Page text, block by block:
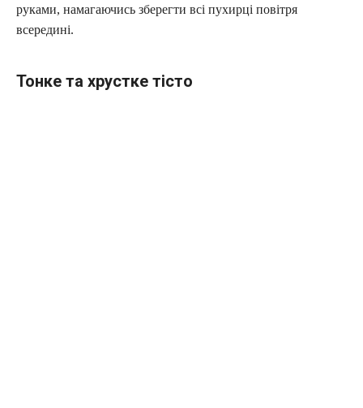
руками, намагаючись зберегти всі пухирці повітря
всередині.
Тонке та хрустке тісто